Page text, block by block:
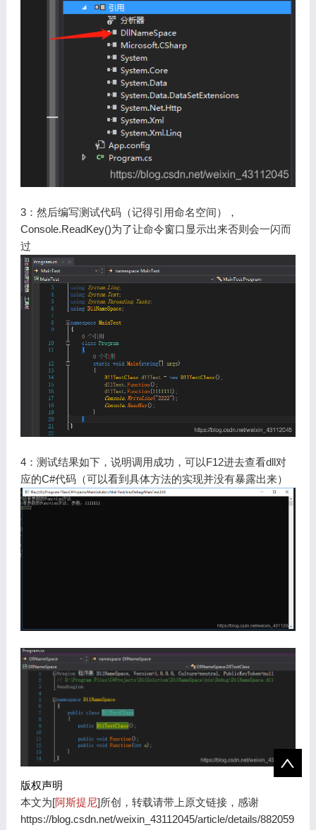
3：然后编写测试代码（记得引用命名空间），
Console.ReadKey()为了让命令窗口显示出来否则会一闪而
过
4：测试结果如下，说明调用成功，可以F12进去查看dll对
应的C#代码（可以看到具体方法的实现并没有暴露出来）
版权声明
本文为[阿斯提尼]所创，转载请带上原文链接，感谢
https://blog.csdn.net/weixin_43112045/article/details/882059